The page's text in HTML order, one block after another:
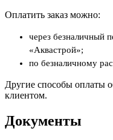
Оплатить заказ можно:
через безналичный
«Аквастрой»;
по безналичному
Другие способы оплаты
клиентом.
Документы